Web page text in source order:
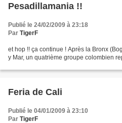
Pesadillamania !!
Publié le 24/02/2009 à 23:18
Par TigerF
et hop !! ça continue ! Après la Bronx
y Mar, un quatrième groupe colombien
Feria de Cali
Publié le 04/01/2009 à 23:10
Par TigerF